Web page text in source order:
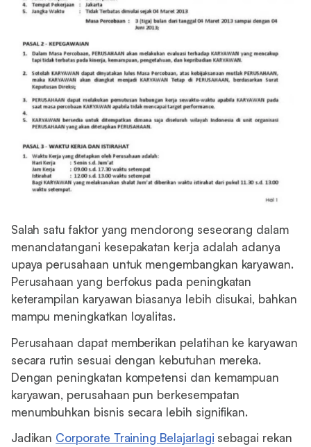
Salah satu faktor yang mendorong seseorang dalam
menandatangani kesepakatan kerja adalah adanya
upaya perusahaan untuk mengembangkan karyawan.
Perusahaan yang berfokus pada peningkatan
keterampilan karyawan biasanya lebih disukai, bahkan
mampu meningkatkan loyalitas.
Perusahaan dapat memberikan pelatihan ke karyawan
secara rutin sesuai dengan kebutuhan mereka.
Dengan peningkatan kompetensi dan kemampuan
karyawan, perusahaan pun berkesempatan
menumbuhkan bisnis secara lebih signifikan.
Jadikan Corporate Training Belajarlagi sebagai rekan